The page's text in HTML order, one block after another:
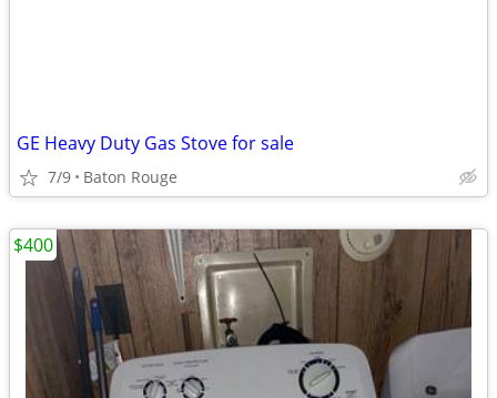
GE Heavy Duty Gas Stove for sale
7/9 Baton Rouge
$400